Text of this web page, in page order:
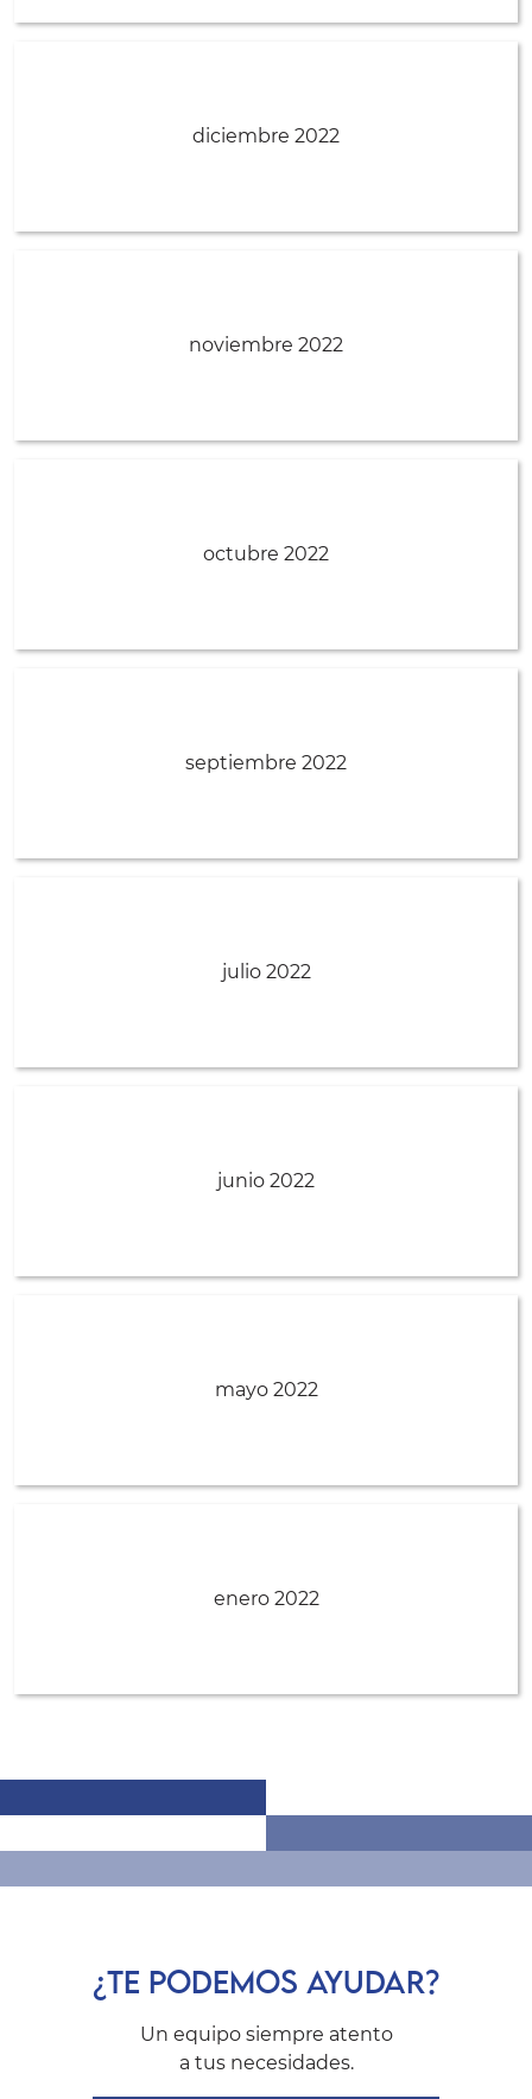
diciembre 2022
noviembre 2022
octubre 2022
septiembre 2022
julio 2022
junio 2022
mayo 2022
enero 2022
¿TE PODEMOS AYUDAR?
Un equipo siempre atento
a tus necesidades.